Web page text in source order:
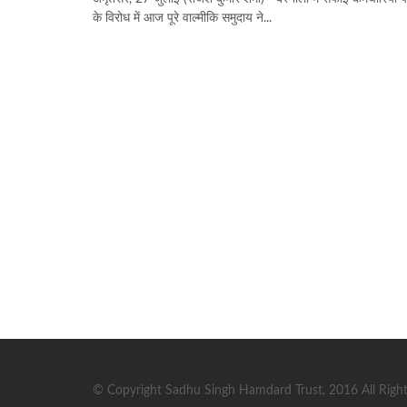
के विरोध में आज पूरे वाल्मीकि समुदाय ने...
© Copyright Sadhu Singh Hamdard Trust, 2016 All